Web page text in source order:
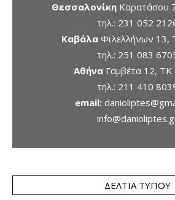
ΘεσσαλονίκηΚαρατάσου
τηλ.: 231 052
ΚαβάλαΦιλελλήνων 13,
τηλ.: 251 083
ΑθήναΓαμβέτα 12, ΤΚ
τηλ.: 211 410
email:
ΔΕΛΤΊΑ ΤΎΠΟΥ